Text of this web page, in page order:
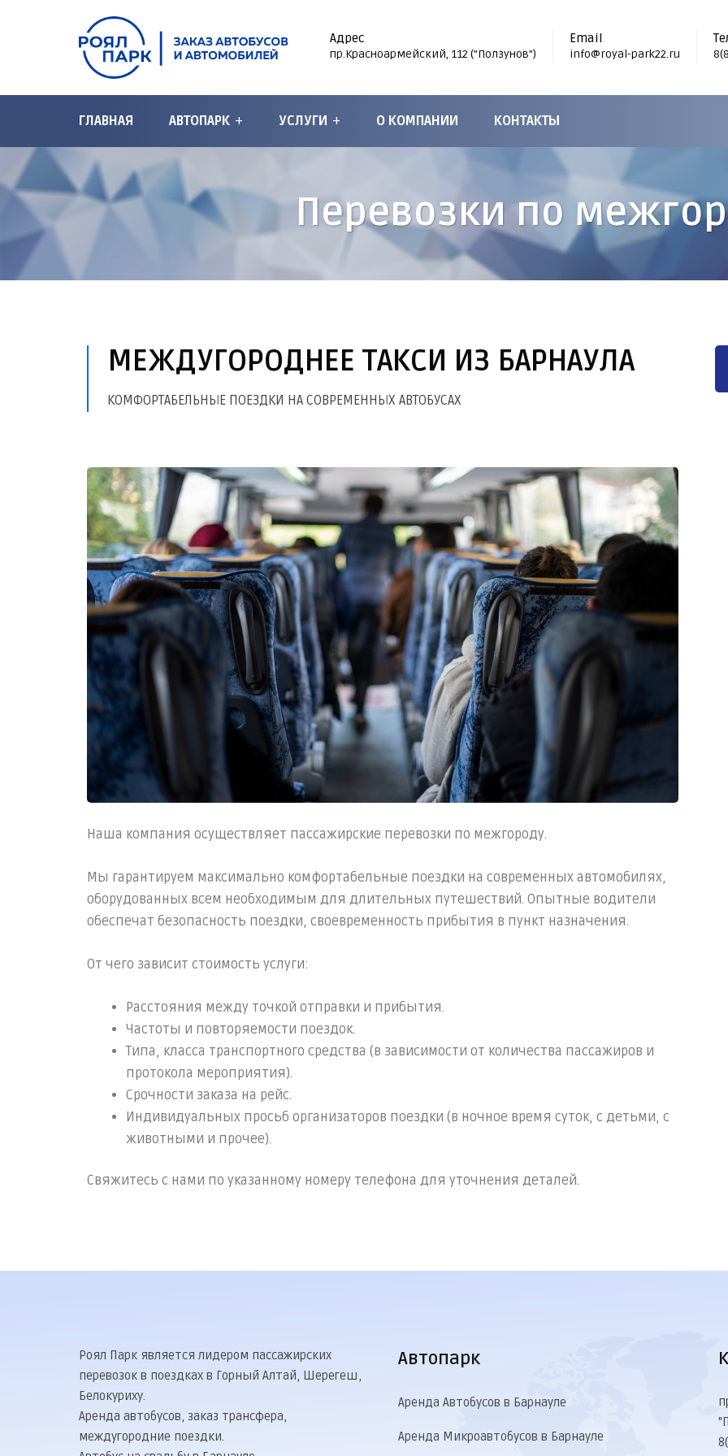
Адрес
пр.Красноармейский, 112 ("Ползунов")
Email
info@royal-park22.ru
ГЛАВНАЯ АВТОПАРК УСЛУГИ О КОМПАНИИ КОНТАКТЫ
Перевозки по
МЕЖДУГОРОДНЕЕ ТАКСИ ИЗ БАРНАУЛА
КОМФОРТАБЕЛЬНЫЕ ПОЕЗДКИ НА СОВРЕМЕННЫХ АВТОБУСАХ
Наша компания осуществляет пассажирские перевозки по межгороду.
Мы гарантируем максимально комфортабельные поездки на современных автомобилях,
оборудованных всем необходимым для длительных путешествий. Опытные водители
обеспечат безопасность поездки, своевременность прибытия в пункт назначения.
От чего зависит стоимость услуги:
Расстояния между точкой отправки и прибытия.
Частоты и повторяемости поездок.
Типа, класса транспортного средства (в зависимости от количества пассажиров и
протокола мероприятия).
Срочности заказа на рейс.
Индивидуальных просьб организаторов поездки (в ночное время суток, с детьми, с
животными и прочее).
Свяжитесь с нами по указанному номеру телефона для уточнения деталей.
Роял Парк является лидером пассажирских
перевозок в поездках в Горный Алтай, Шерегеш,
Белокуриху.
Аренда автобусов, заказ трансфера,
междугородние поездки.
Автопарк
Аренда Автобусов в Барнауле
Аренда Микроавтобусов в Барнауле